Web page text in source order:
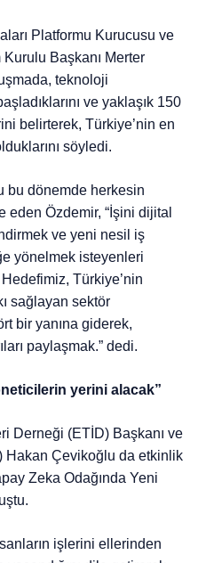
Platformu Kurucusu ve
Başkanı Merter
teknoloji
ve yaklaşık 150
belirterek, Türkiye’nin en
söyledi.
bu dönemde herkesin
eden Özdemir, “İşini dijital
ve yeni nesil iş
yönelmek isteyenleri
Türkiye’nin
sağlayan sektör
bir yanına giderek,
paylaşmak.” dedi.
yerini alacak”
Derneği (ETİD) Başkanı ve
Hakan Çevikoğlu da etkinlik
Zeka Odağında Yeni
işlerini ellerinden